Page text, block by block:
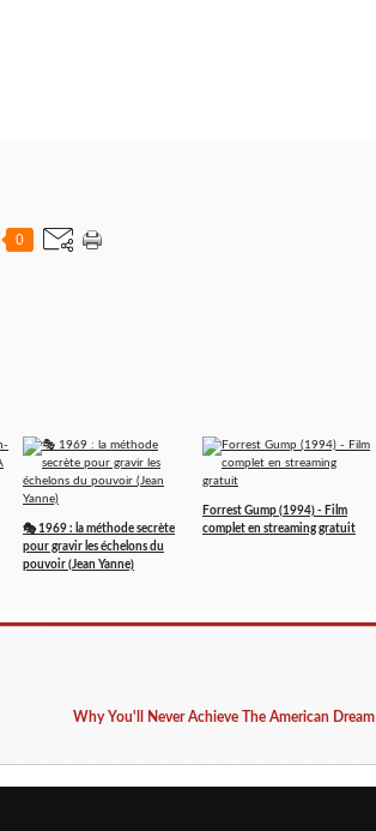
0
🎭 1969 : la méthode secrète
pour gravir les échelons du
pouvoir (Jean Yanne)
Forrest Gump (1994) - Film
complet en streaming gratuit
Why You'll Never Achieve The American Dream